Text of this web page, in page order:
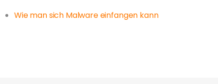
Wie man sich Malware einfangen kann